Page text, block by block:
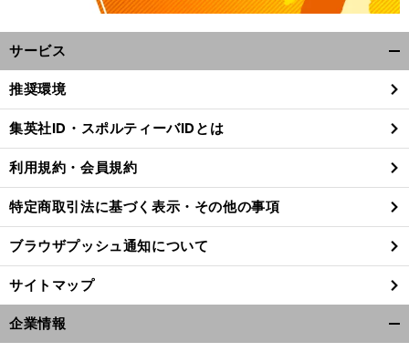
」
。
前
サービス
閉
る
推奨環境
集英社ID・スポルティーバIDとは
利用規約・会員規約
特定商取引法に基づく表示・その他の事項
ブラウザプッシュ通知について
サイトマップ
企業情報